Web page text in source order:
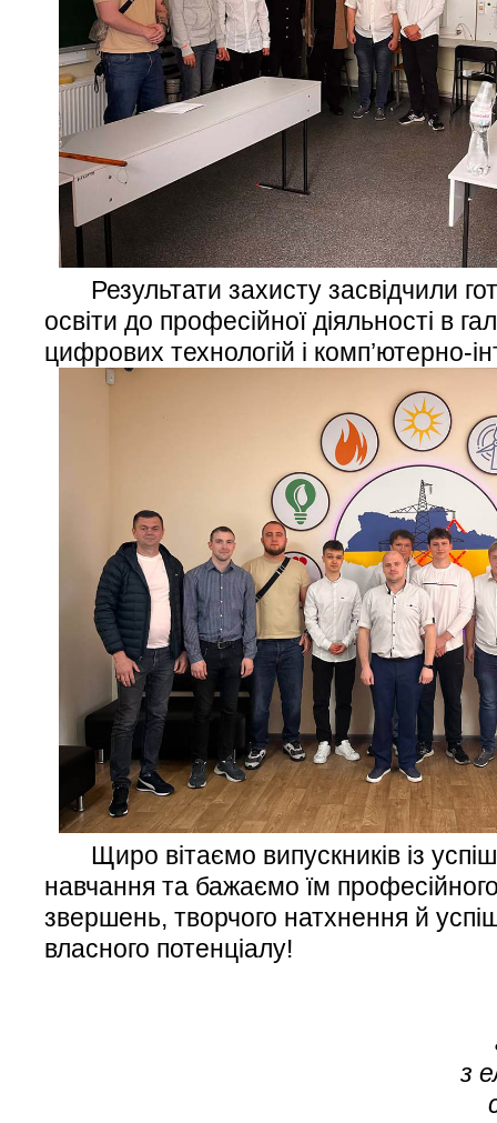
Результати захисту засвідчили
освіти до професійної діяльності в
цифрових технологій і комп’ютерно-
Щиро вітаємо випускників із
навчання та бажаємо їм
звершень, творчого натхнення й
власного потенціалу!
з